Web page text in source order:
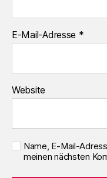
E-Mail-Adresse *
Website
Name, E-Mail-
meinen nächsten